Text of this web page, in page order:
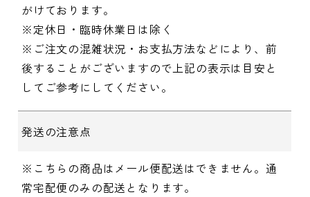
がけております。
※定休日・臨時休業日は除く
※ご注文の混雑状況・お支払方法などにより、前
後することがございますので上記の表示は目安と
してご参考にしてください。
発送の注意点
※こちらの商品はメール便配送はできません。通
常宅配便のみの配送となります。